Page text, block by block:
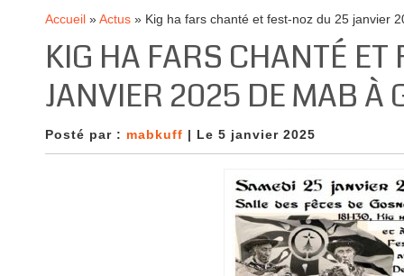
Accueil »Actus » Kig ha fars chanté et fest-noz du 25 janvier
KIG HA FARS CHANTÉ
JANVIER 2025 DE MAB À
Posté par : mabkuff | Le 5 janvier 2025